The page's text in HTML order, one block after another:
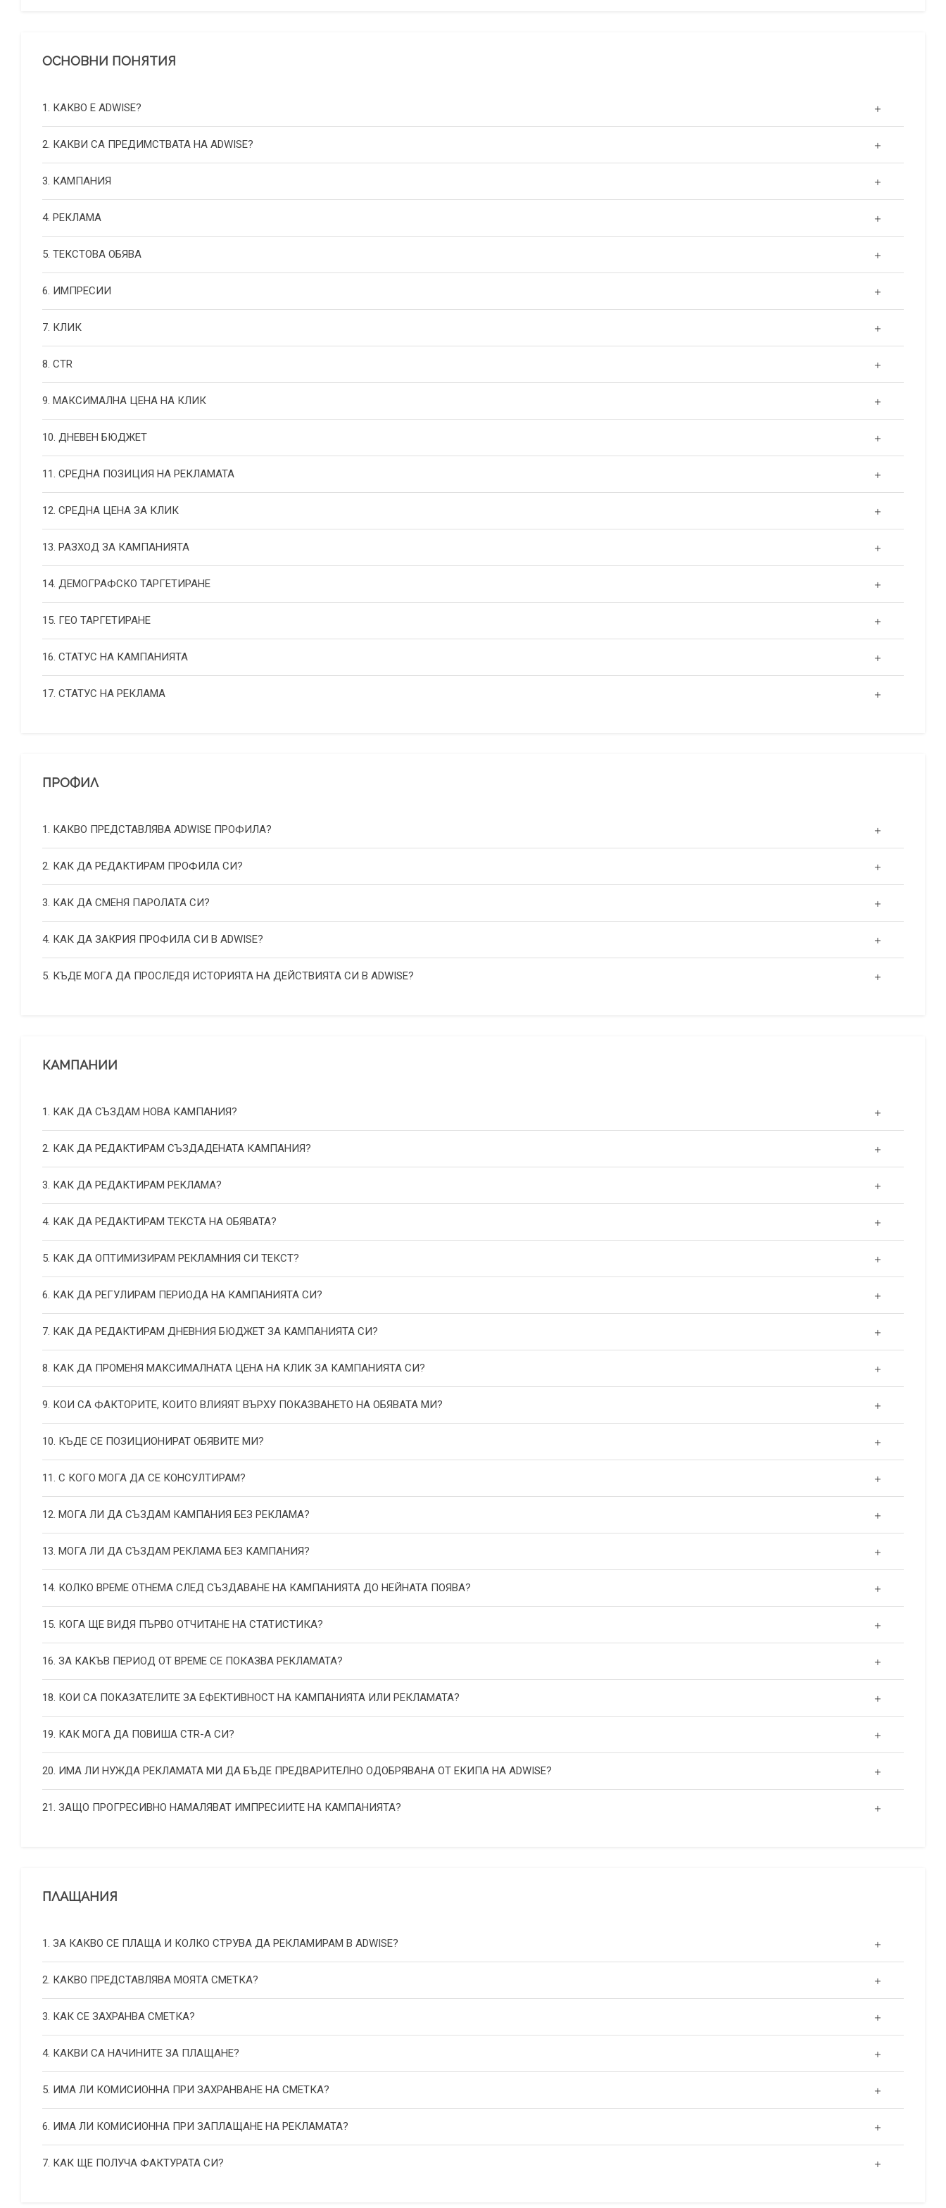
ОСНОВНИ ПОНЯТИЯ
1. КАКВО Е ADWISE?
2. КАКВИ СА ПРЕДИМСТВАТА НА ADWISE?
3. КАМПАНИЯ
4. РЕКЛАМА
5. ТЕКСТОВА ОБЯВА
6. ИМПРЕСИИ
7. КЛИК
8. CTR
9. МАКСИМАЛНА ЦЕНА НА КЛИК
10. ДНЕВЕН БЮДЖЕТ
11. СРЕДНА ПОЗИЦИЯ НА РЕКЛАМАТА
12. СРЕДНА ЦЕНА ЗА КЛИК
13. РАЗХОД ЗА КАМПАНИЯТА
14. ДЕМОГРАФСКО ТАРГЕТИРАНЕ
15. ГЕО ТАРГЕТИРАНЕ
16. СТАТУС НА КАМПАНИЯТА
17. СТАТУС НА РЕКЛАМА
ПРОФИЛ
1. КАКВО ПРЕДСТАВЛЯВА ADWISE ПРОФИЛА?
2. КАК ДА РЕДАКТИРАМ ПРОФИЛА СИ?
3. КАК ДА СМЕНЯ ПАРОЛАТА СИ?
4. КАК ДА ЗАКРИЯ ПРОФИЛА СИ В ADWISE?
5. КЪДЕ МОГА ДА ПРОСЛЕДЯ ИСТОРИЯТА НА ДЕЙСТВИЯТА СИ В ADWISE?
КАМПАНИИ
1. КАК ДА СЪЗДАМ НОВА КАМПАНИЯ?
2. КАК ДА РЕДАКТИРАМ СЪЗДАДЕНАТА КАМПАНИЯ?
3. КАК ДА РЕДАКТИРАМ РЕКЛАМА?
4. КАК ДА РЕДАКТИРАМ ТЕКСТА НА ОБЯВАТА?
5. КАК ДА ОПТИМИЗИРАМ РЕКЛАМНИЯ СИ ТЕКСТ?
6. КАК ДА РЕГУЛИРАМ ПЕРИОДА НА КАМПАНИЯТА СИ?
7. КАК ДА РЕДАКТИРАМ ДНЕВНИЯ БЮДЖЕТ ЗА КАМПАНИЯТА СИ?
8. КАК ДА ПРОМЕНЯ МАКСИМАЛНАТА ЦЕНА НА КЛИК ЗА КАМПАНИЯТА СИ?
9. КОИ СА ФАКТОРИТЕ, КОИТО ВЛИЯЯТ ВЪРХУ ПОКАЗВАНЕТО НА ОБЯВАТА МИ?
10. КЪДЕ СЕ ПОЗИЦИОНИРАТ ОБЯВИТЕ МИ?
11. С КОГО МОГА ДА СЕ КОНСУЛТИРАМ?
12. МОГА ЛИ ДА СЪЗДАМ КАМПАНИЯ БЕЗ РЕКЛАМА?
13. МОГА ЛИ ДА СЪЗДАМ РЕКЛАМА БЕЗ КАМПАНИЯ?
14. КОЛКО ВРЕМЕ ОТНЕМА СЛЕД СЪЗДАВАНЕ НА КАМПАНИЯТА ДО НЕЙНАТА ПОЯВА?
15. КОГА ЩЕ ВИДЯ ПЪРВО ОТЧИТАНЕ НА СТАТИСТИКА?
16. ЗА КАКЪВ ПЕРИОД ОТ ВРЕМЕ СЕ ПОКАЗВА РЕКЛАМАТА?
18. КОИ СА ПОКАЗАТЕЛИТЕ ЗА ЕФЕКТИВНОСТ НА КАМПАНИЯТА ИЛИ РЕКЛАМАТА?
19. КАК МОГА ДА ПОВИША СТR-А СИ?
20. ИМА ЛИ НУЖДА РЕКЛАМАТА МИ ДА БЪДЕ ПРЕДВАРИТЕЛНО ОДОБРЯВАНА ОТ ЕКИПА НА ADWISE?
21. ЗАЩО ПРОГРЕСИВНО НАМАЛЯВАТ ИМПРЕСИИТЕ НА КАМПАНИЯТА?
ПЛАЩАНИЯ
1. ЗА КАКВО СЕ ПЛАЩА И КОЛКО СТРУВА ДА РЕКЛАМИРАМ В ADWISE?
2. КАКВО ПРЕДСТАВЛЯВА МОЯТА СМЕТКА?
3. КАК СЕ ЗАХРАНВА СМЕТКА?
4. КАКВИ СА НАЧИНИТЕ ЗА ПЛАЩАНЕ?
5. ИМА ЛИ КОМИСИОННА ПРИ ЗАХРАНВАНЕ НА СМЕТКА?
6. ИМА ЛИ КОМИСИОННА ПРИ ЗАПЛАЩАНЕ НА РЕКЛАМАТА?
7. КАК ЩЕ ПОЛУЧА ФАКТУРАТА СИ?